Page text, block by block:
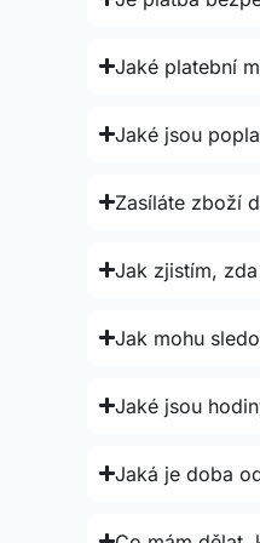
Jaké platební
Jaké jsou
Zasíláte zboží
Jak zjistím,
Jak mohu
Jaké jsou
Jaká je doba